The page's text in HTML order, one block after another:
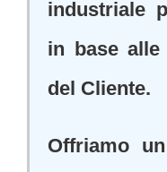
industriale
in base alle
del Cliente.
Offriamo